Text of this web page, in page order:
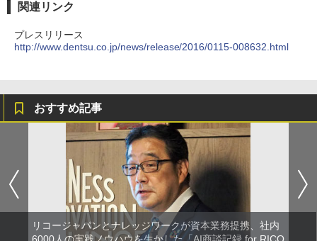
関連リンク
プレスリリース
http://www.dentsu.co.jp/news/release/2016/0115-008632.html
おすすめ記事
リコージャパンとナレッジワークが資本業務提携、社内